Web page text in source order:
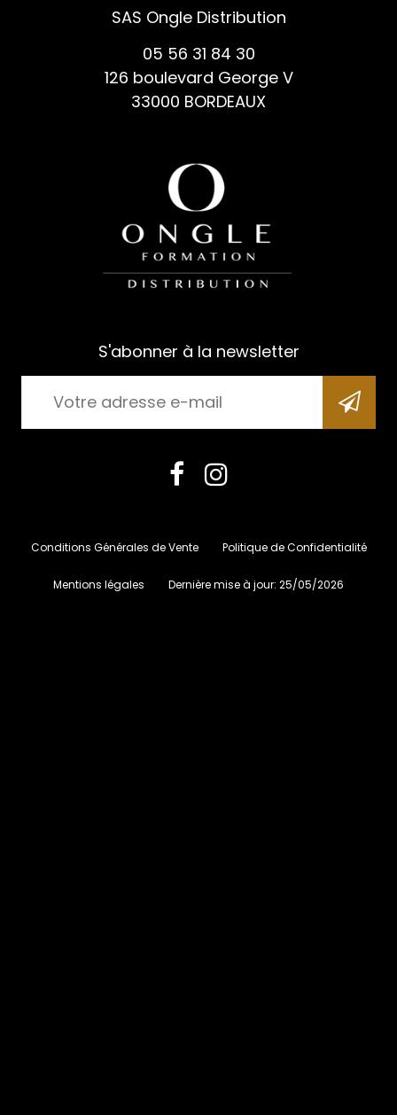
SAS Ongle Distribution
05 56 31 84 30
126 boulevard George V
33000 BORDEAUX
S'abonner à la newsletter
Conditions Générales de Vente Politique de Confidentialité
Mentions légales Dernière mise à jour: 25/05/2026